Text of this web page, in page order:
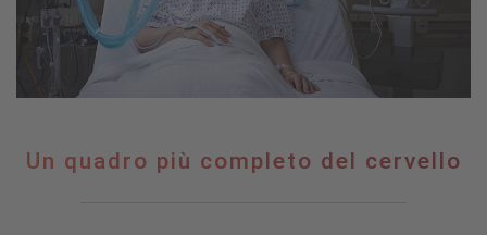
Un
quadro
Un quadro più completo del cervello